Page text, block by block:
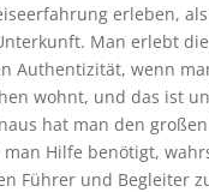
erleben,
Man erlebt
Authentizität, wenn
wohnt, und das ist
hat man den
man Hilfe benötigt,
Führer und Begleiter